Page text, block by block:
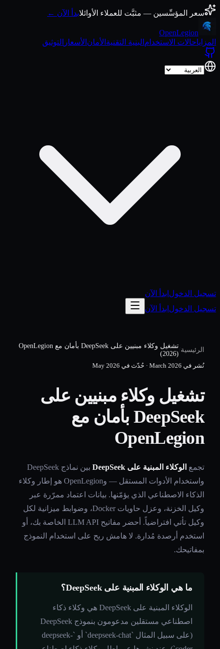
انتقل إلى المحتوى
سعر المؤسِّسين — مثبَّت للعملاء الأوائلابدأ الآن ←
OpenLegion
المزاياحالات الاستخدام البنية التقنية الأمان الأسعار التوثيق
تسجيل الدخول ابدأ الآن
تسجيل الدخول ابدأ الآن
الرئيسية/
تشغيل وكلاء مبنيين على DeepSeek بأمان مع OpenLegion
(2026)
نُشر في March 2026
· حُدّث في May 2026
تشغيل وكلاء مبنيين على
DeepSeek بأمان مع
OpenLegion
تجمع الوكلاء المبنية على DeepSeek
بين نماذج DeepSeek
واستخدام الأدوات المستقل — وOpenLegion هو إطار وكلاء
الذكاء الاصطناعي الذي يؤمّنها. بيانات اعتماد ممرّرة عبر
وكيل الخزنة، وعزل حاويات Docker، وضوابط ميزانية لكل
وكيل تأتي افتراضياً. أحضر مفاتيح LLM API الخاصة بك، أو
استخدم أرصدة مُدارة. لا هامش ربح على استخدام النموذج
بمفاتيحك.
ما هي الوكلاء المبنية على DeepSeek؟
الوكلاء المبنية على DeepSeek هي وكلاء ذكاء
اصطناعي مستقلين مدعومون بنموذج DeepSeek
(على سبيل المثال `deepseek-chat` أو `deepseek-